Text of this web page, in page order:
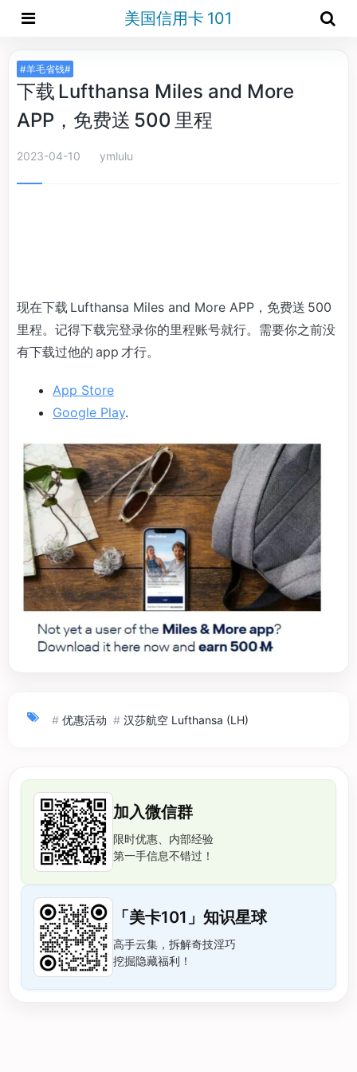
美国信用卡 101
#羊毛省钱#
下载 Lufthansa Miles and More
APP，免费送 500 里程
2023-04-10 ymlulu
现在下载 Lufthansa Miles and More APP，免费送 500
里程。记得下载完登录你的里程账号就行。需要你之前没
有下载过他的 app 才行。
App Store
Google Play.
# 优惠活动 # 汉莎航空 Lufthansa (LH)
加入微信群
限时优惠、内部经验
第一手信息不错过！
「美卡101」知识星球
高手云集，拆解奇技淫巧
挖掘隐藏福利！